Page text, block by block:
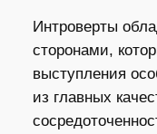
Интроверты
сторонами,
выступления
из главных